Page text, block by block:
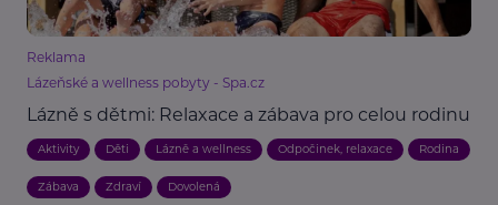
Reklama
Lázeňské a wellness pobyty - Spa.cz
Lázně s dětmi: Relaxace a zábava pro celou rodinu
Aktivity Děti Lázně a wellness Odpočinek, relaxace Rodina
Zábava Zdraví Dovolená